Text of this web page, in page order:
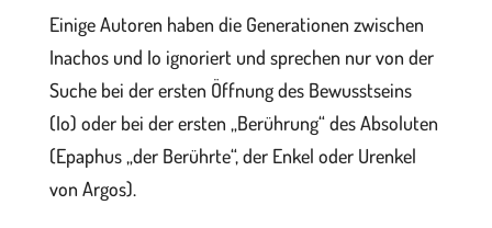
Einige Autoren haben die Generationen zwischen
Inachos und Io ignoriert und sprechen nur von der
Suche bei der ersten Öffnung des Bewusstseins
(Io) oder bei der ersten „Berührung“ des Absoluten
(Epaphus „der Berührte“, der Enkel oder Urenkel
von Argos).